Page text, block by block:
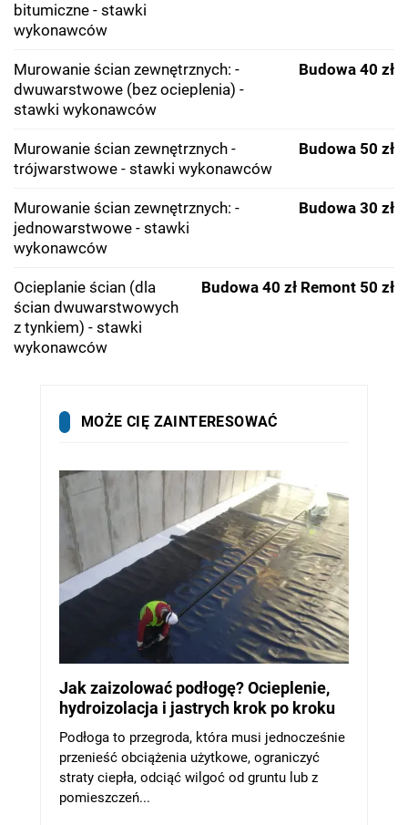
bitumiczne - stawki
wykonawców
Murowanie ścian zewnętrznych: -
dwuwarstwowe (bez ocieplenia) -
stawki wykonawców
Budowa 40 zł
Murowanie ścian zewnętrznych -
trójwarstwowe - stawki wykonawców
Budowa 50 zł
Murowanie ścian zewnętrznych: -
jednowarstwowe - stawki
wykonawców
Budowa 30 zł
Ocieplanie ścian (dla
ścian dwuwarstwowych
z tynkiem) - stawki
wykonawców
Budowa 40 zł Remont 50 zł
MOŻE CIĘ ZAINTERESOWAĆ
Jak zaizolować podłogę? Ocieplenie,
hydroizolacja i jastrych krok po kroku
Podłoga to przegroda, która musi jednocześnie
przenieść obciążenia użytkowe, ograniczyć
straty ciepła, odciąć wilgoć od gruntu lub z
pomieszczeń...